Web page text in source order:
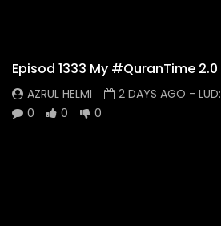
Episod 1333 My #QuranTime 2.0
AZRUL HELMI 2 DAYS AGO - LUD:
0
0 0